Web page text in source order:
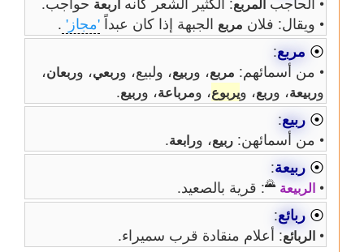
• ويقال: فلان مربعالجبهة إذا كان عبداً 'مجاز' .
⦿ مربع:
• من أسمائهم: مربع، وربيع، ولبيع، وربعي، وربعان،
وربيعة، وربع، ويربوع، ومرباعة، وربيع.
⦿ ربيع:
• من أسمائهن: ربيع، ورابعة.
⦿ ربيعة:
• الربيعة 🌄: قرية بالصعيد.
⦿ ربائع:
• الربائع: أعلام منقادة قرب سميراء.